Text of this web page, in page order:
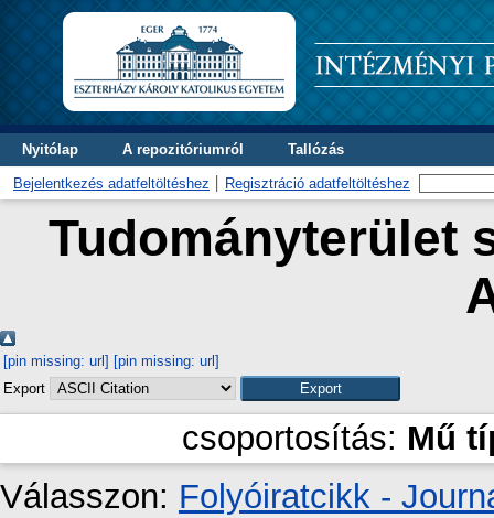
Nyitólap A repozitóriumról Tallózás
Bejelentkezés adatfeltöltéshez Regisztráció adatfeltöltéshez
Tudományterület
[pin missing: url] [pin missing: url]
Export
csoportosítás: Mű
Válasszon: Folyóiratcikk -